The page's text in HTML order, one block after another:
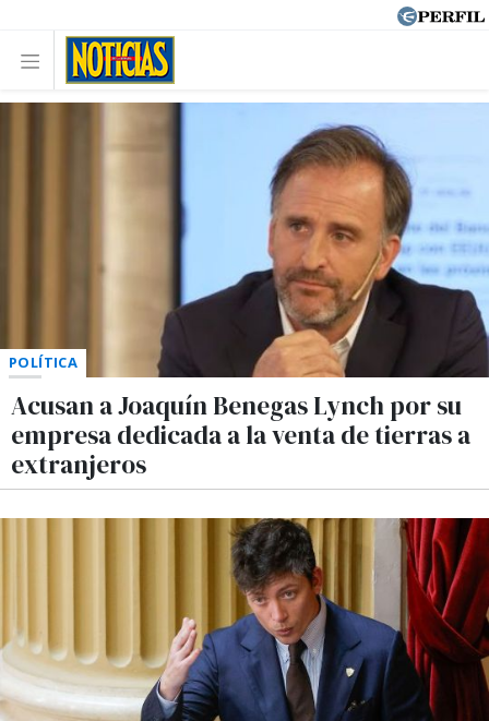
POLÍTICA
Acusan a Joaquín Benegas Lynch por su
empresa dedicada a la venta de tierras a
extranjeros